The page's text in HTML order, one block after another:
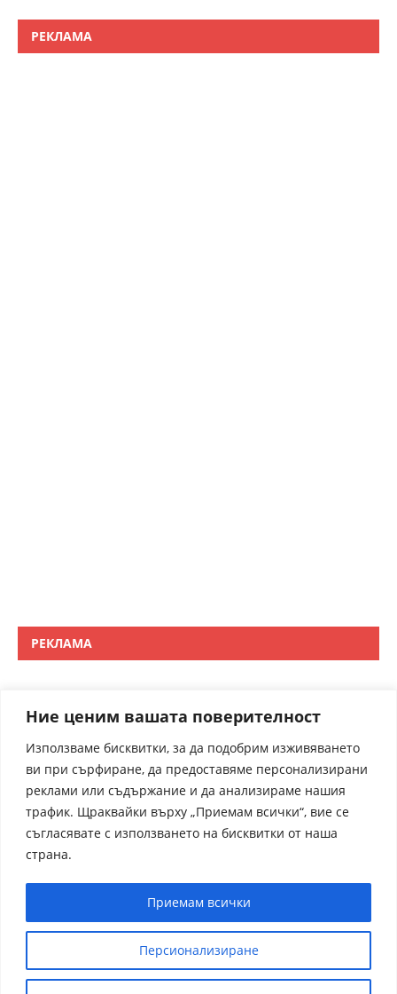
Ние ценим вашата поверителност
Използваме бисквитки, за да подобрим изживяването
ви при сърфиране, да предоставяме персонализирани
реклами или съдържание и да анализираме нашия
трафик. Щраквайки върху „Приемам всички“, вие се
съгласявате с използването на бисквитки от наша
страна.
Персионализиране
Приемам всички
РЕКЛАМА
РЕКЛАМА